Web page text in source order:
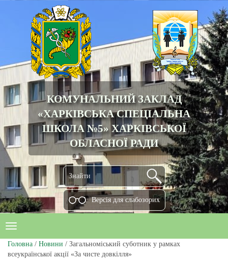
КОМУНАЛЬНИЙ ЗАКЛАД
«ХАРКІВСЬКА СПЕЦІАЛЬНА
ШКОЛА №5» ХАРКІВСЬКОЇ
ОБЛАСНОЇ РАДИ
Версiя для слабозорих
Головна / Новини / Загальноміський суботник у рамках
всеукраїнської акції «За чисте довкілля»